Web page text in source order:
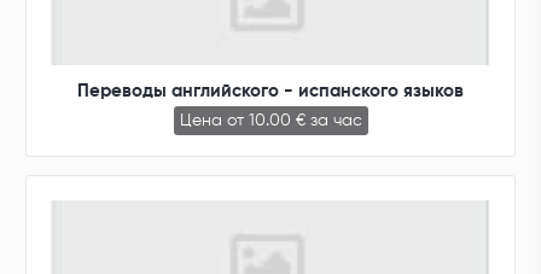
Переводы английского - испанского языков
Цена от 10.00 € за час